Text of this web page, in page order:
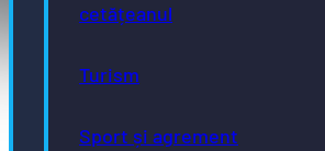
cetățeanul
Turism
Sport și agrement